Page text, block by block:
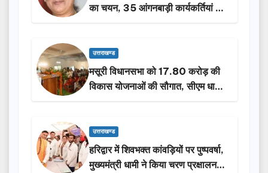
का चयन, 35 आंगनबाड़ी कार्यकर्तियां भी
होंगी सम्मानित…
उत्तराखण्ड
मसूरी विधानसभा को 17.80 करोड़ की
विकास योजनाओं की सौगात, सीएम धामी
ने किया लोकार्पण-शिलान्यास.
उत्तराखण्ड
हरिद्वार में शिवभक्त कांवड़ियों पर पुष्पवर्षा,
मुख्यमंत्री धामी ने किया चरण प्रक्षालन…